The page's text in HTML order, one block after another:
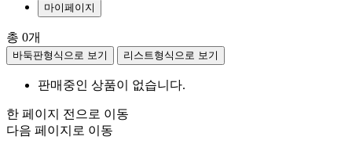
마이페이지
총 0개
바둑판형식으로 보기 리스트형식으로 보기
판매중인 상품이 없습니다.
한 페이지 전으로 이동
다음 페이지로 이동